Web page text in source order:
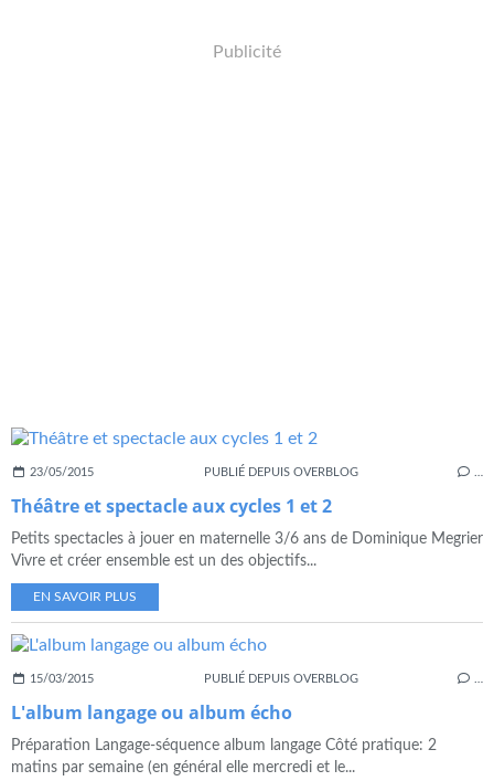
Publicité
23/05/2015 PUBLIÉ DEPUIS OVERBLOG
Théâtre et spectacle aux cycles 1 et 2
Petits spectacles à jouer en maternelle 3/6 ans de Dominique Megrier
Vivre et créer ensemble est un des objectifs...
EN SAVOIR PLUS
15/03/2015 PUBLIÉ DEPUIS OVERBLOG
L'album langage ou album écho
Préparation Langage-séquence album langage Côté pratique: 2
matins par semaine (en général elle mercredi et le...